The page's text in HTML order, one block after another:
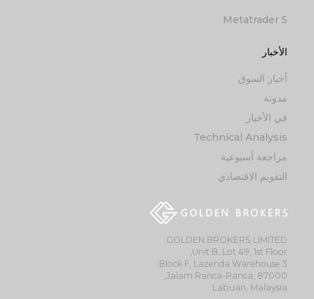
Metatrader 5
الأخبار
أخبار السوق
مدونة
في الأخبار
Technical Analysis
مراجعة أسبوعية
التقويم الاقتصادي
GOLDEN BROKERS LIMITED
Unit B, Lot 49, 1st Floor,
Block F, Lazenda Warehouse 3,
Jalam Ranca-Ranca, 87000,
Labuan, Malaysia